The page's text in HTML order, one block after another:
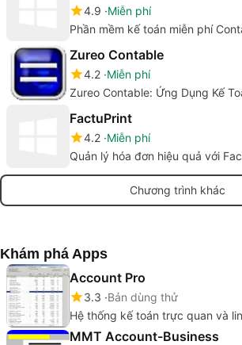
4.9 Miễn phí
Phần mềm kế toán miễn phí
Zureo Contable
4.2 Miễn phí
Zureo Contable: Ứng Dụng Kế
FactuPrint
4.2 Miễn phí
Quản lý hóa đơn hiệu quả với
Chương trình khác
Khám phá Apps
Account Pro
3.3 Bản dùng thử
Hệ thống kế toán trực quan và
MMT Account-Business